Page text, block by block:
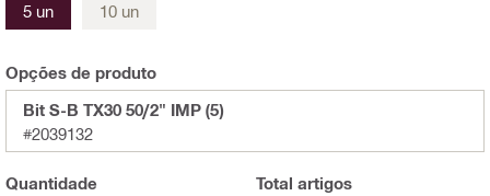
5 un
10 un
Opções de produto
Bit S-B TX30 50/2" IMP (5)
#2039132
Quantidade Total artigos